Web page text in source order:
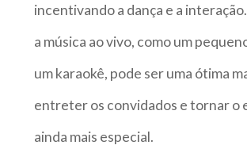
incentivando a dança e a
a música ao vivo, como um
um karaokê, pode ser uma ótima
entreter os convidados e tornar o
ainda mais especial.